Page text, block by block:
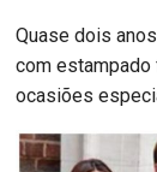
Quase dois
com estampado
ocasiões